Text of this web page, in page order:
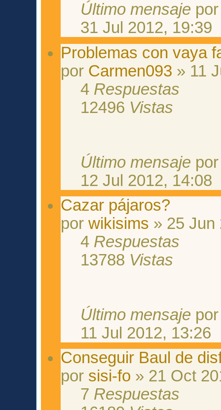
Último mensaje
31 Jul 2012, 19:39
Problemas con vaya
por Carmen093 » 11
4 Respuestas
12496 Vistas
Último mensaje
12 Jul 2012, 14:08
Cazar pájaros?
porwikisims » 25 Jun
4 Respuestas
13788 Vistas
Último mensaje
11 Jul 2012, 13:26
Conseguir Baul de
por sisi-fo » 21 Oct
7 Respuestas